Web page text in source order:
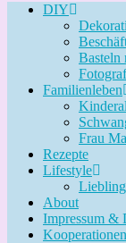
DIY
Basteln
Familienleben
Frau
Rezepte
Lifestyle
About
Impressum &
Kooperationen